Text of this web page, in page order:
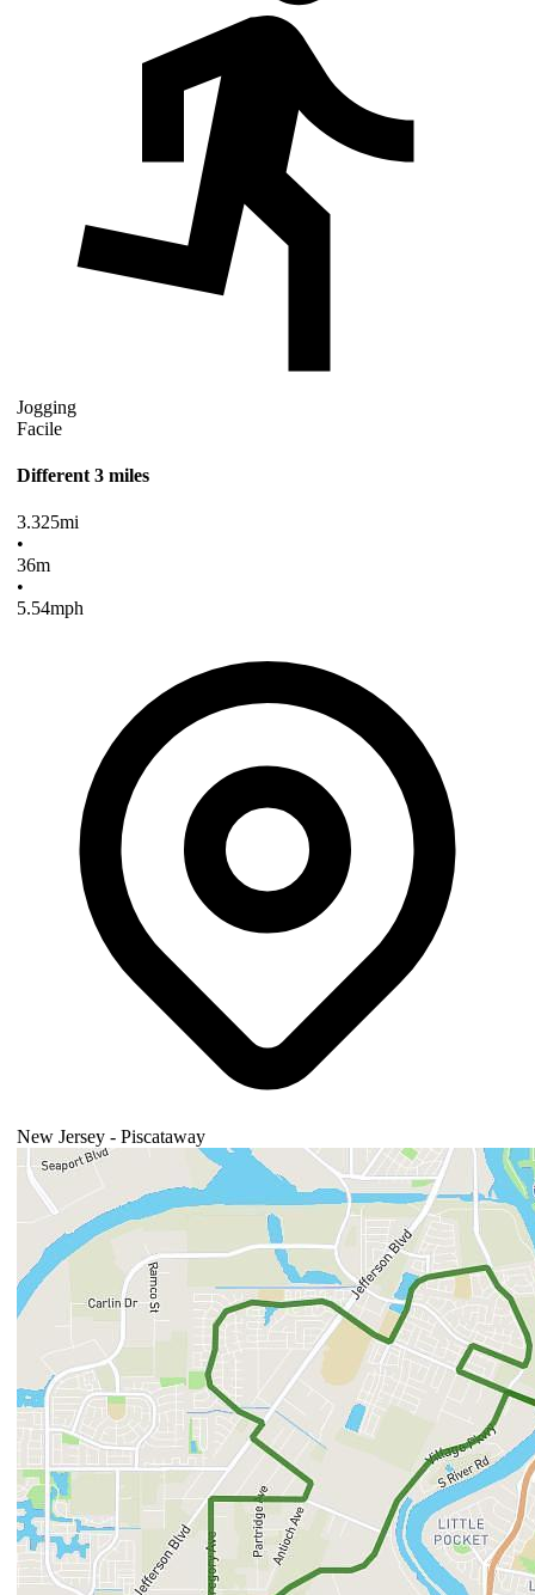
Jogging
Facile
Different 3 miles
3.325mi
•
36m
•
5.54mph
New Jersey - Piscataway